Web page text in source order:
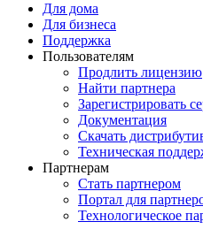
Для дома
Для бизнеса
Поддержка
Пользователям
Продлить лицензию
Найти партнера
Зарегистрировать
Документация
Скачать
Техническая
Партнерам
Стать партнером
Портал для
Технологическое